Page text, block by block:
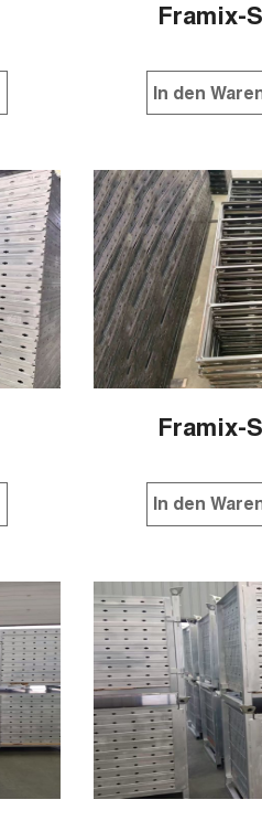
Framix-
In den
Framix-
In den